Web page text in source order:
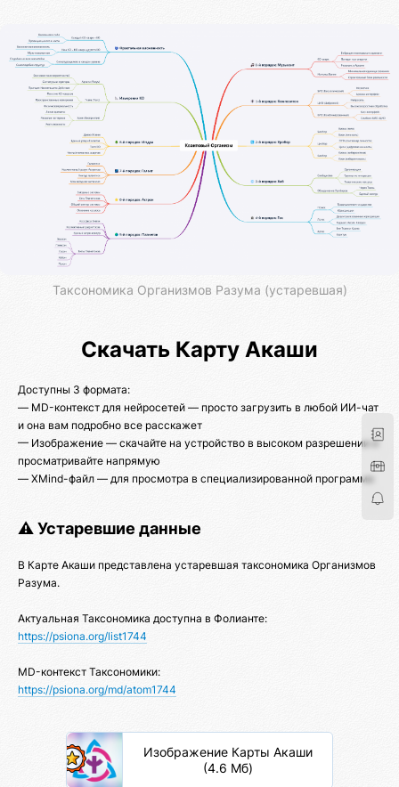
Таксономика Организмов Разума (устаревшая)
Скачать Карту Акаши
Доступны 3 формата:
— MD-контекст для нейросетей — просто загрузить в любой ИИ-чат
и она вам подробно все расскажет
— Изображение — скачайте на устройство в высоком разрешении и
просматривайте напрямую
— XMind-файл — для просмотра в специализированной программе
⚠️ Устаревшие данные
В Карте Акаши представлена устаревшая таксономика Организмов
Разума.
Актуальная Таксономика доступна в Фолианте:
https://psiona.org/list1744
MD-контекст Таксономики:
https://psiona.org/md/atom1744
Изображение Карты Акаши
(4.6 Мб)